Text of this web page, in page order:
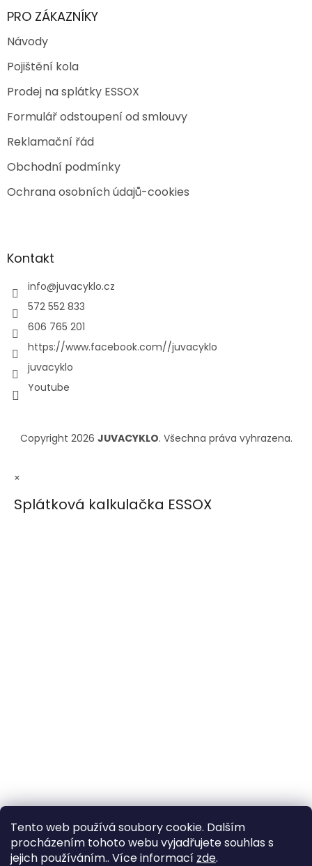
Tento web používá soubory cookie. Dalším
procházením tohoto webu vyjadřujete souhlas s
jejich používáním.. Více informací zde.
PRO ZÁKAZNÍKY
Návody
Pojištění kola
Prodej na splátky ESSOX
Formulář odstoupení od smlouvy
Reklamační řád
Obchodní podmínky
Ochrana osobních údajů-cookies
Kontakt
info@juvacyklo.cz
572 552 833
606 765 201
https://www.facebook.com//juvacyklo
juvacyklo
Youtube
Copyright 2026 JUVACYKLO. Všechna práva vyhrazena.
×
Splátková kalkulačka ESSOX